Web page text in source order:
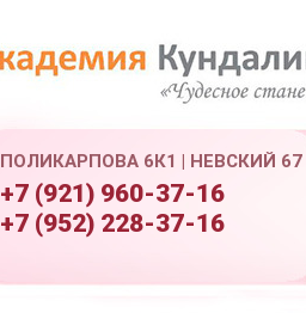
ПОЛИКАРПОВА 6К1 | НЕВСКИЙ 67
+7 (921) 960-37-16
+7 (952) 228-37-16